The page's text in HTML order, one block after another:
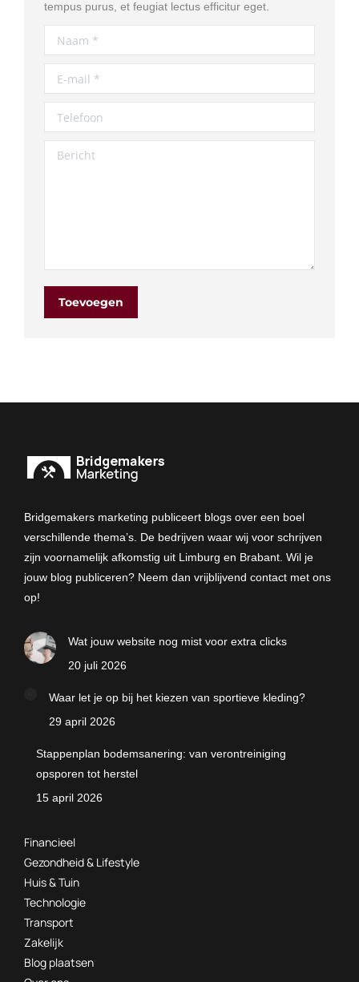
tempus purus, et feugiat lectus efficitur eget.
Naam *
E-mail *
Telefoon
Bericht
Toevoegen
Bridgemakers marketing publiceert blogs over een boel
verschillende thema’s. De bedrijven waar wij voor schrijven
zijn voornamelijk afkomstig uit Limburg en Brabant. Wil je
jouw blog publiceren? Neem dan vrijblijvend contact met ons
op!
Wat jouw website nog mist voor extra clicks
20 juli 2026
Waar let je op bij het kiezen van sportieve kleding?
29 april 2026
Stappenplan bodemsanering: van verontreiniging
opsporen tot herstel
15 april 2026
Financieel
Gezondheid & Lifestyle
Huis & Tuin
Technologie
Transport
Zakelijk
Blog plaatsen